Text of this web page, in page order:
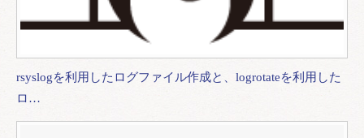
rsyslogを利用したログファイル作成と、logrotateを利用した
ロ…